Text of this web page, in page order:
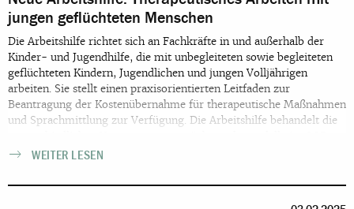
jungen geflüchteten Menschen
Die Arbeitshilfe richtet sich an Fachkräfte in und außerhalb der
Kinder- und Jugendhilfe, die mit unbegleiteten sowie begleiteten
geflüchteten Kindern, Jugendlichen und jungen Volljährigen
arbeiten. Sie stellt einen praxisorientierten Leitfaden zur
Beantragung der Kostenübernahme für therapeutische Maßnahmen
und Sprachmittlung zur Verfügung. Die Arbeitshilfe behandelt die
VIII sowie im Asylbewerberleistungsgesetz (AsylbLG). Welche
Therapien gibt es? Wie kann die Sprachmittlung beantragt werden?
WEITER LESEN